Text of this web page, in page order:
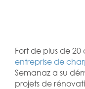
Fort de plus de
entreprise de
Semanaz a su
projets de